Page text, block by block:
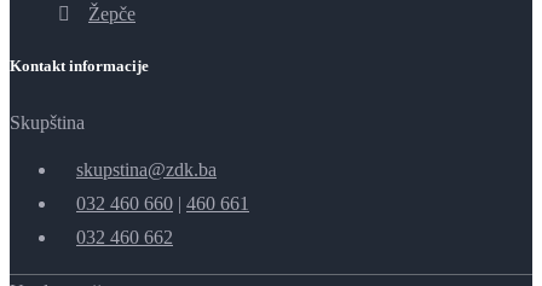
Žepče
Kontakt informacije
Skupština
skupstina@zdk.ba
032 460 660 | 460 661
032 460 662